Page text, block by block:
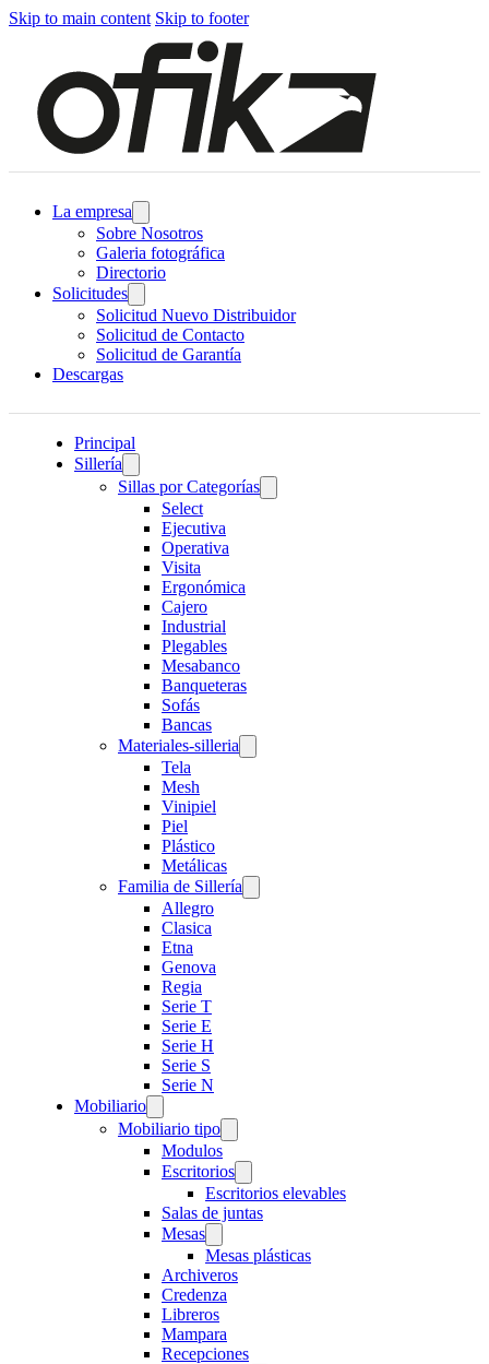
Skip to main content Skip to footer
La empresa
Sobre Nosotros
Galeria fotográfica
Directorio
Solicitudes
Solicitud Nuevo Distribuidor
Solicitud de Contacto
Solicitud de Garantía
Descargas
Principal
Sillería
Sillas por Categorías
Select
Ejecutiva
Operativa
Visita
Ergonómica
Cajero
Industrial
Plegables
Mesabanco
Banqueteras
Sofás
Bancas
Materiales-silleria
Tela
Mesh
Vinipiel
Piel
Plástico
Metálicas
Familia de Sillería
Allegro
Clasica
Etna
Genova
Regia
Serie T
Serie E
Serie H
Serie S
Serie N
Mobiliario
Mobiliario tipo
Modulos
Escritorios
Escritorios elevables
Salas de juntas
Mesas
Mesas plásticas
Archiveros
Credenza
Libreros
Mampara
Recepciones